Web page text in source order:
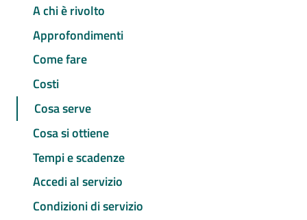
A chi è rivolto
Approfondimenti
Come fare
Costi
Cosa serve
Cosa si ottiene
Tempi e scadenze
Accedi al servizio
Condizioni di servizio